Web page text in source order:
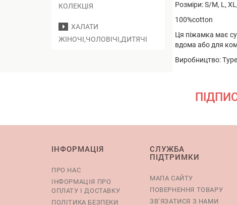
КОЛЕКЦІЯ
ХАЛАТИ
ЖІНОЧІ,ЧОЛОВІЧІ,ДИТЯЧІ
Розміри: S/M, L,
100%cotton
Ця піжамка має
вдома або для
Виробництво:
ІНФОРМАЦІЯ
ПРО НАС
ІНФОРМАЦІЯ ПРО
ОПЛАТУ І ДОСТАВКУ
ПОЛІТИКА БЕЗПЕКИ
СЛУЖБА
ПІДТРИМКИ
МАПА САЙТУ
ПОВЕРНЕННЯ ТОВАРУ
ЗВ’ЯЗАТИСЯ З НАМИ